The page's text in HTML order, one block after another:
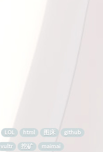
LOL html 图床
github
vultr 挖矿 maimai